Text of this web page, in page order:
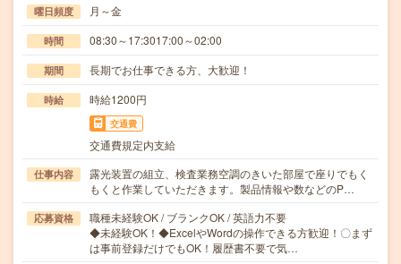
曜日頻度 月～金
時間 08:30～17:3017:00～02:00
期間 長期でお仕事できる方、大歓迎！
時給 時給1200円
交通費
交通費規定内支給
仕事内容
露光装置の組立、検査業務空調のきいた部屋で座りでもく
もくと作業していただきます。製品情報や数などのP…
応募資格
職種未経験OK / ブランクOK / 英語力不要
◆未経験OK！◆ExcelやWordの操作できる方歓迎！〇まず
は事前登録だけでもOK！履歴書不要で気…